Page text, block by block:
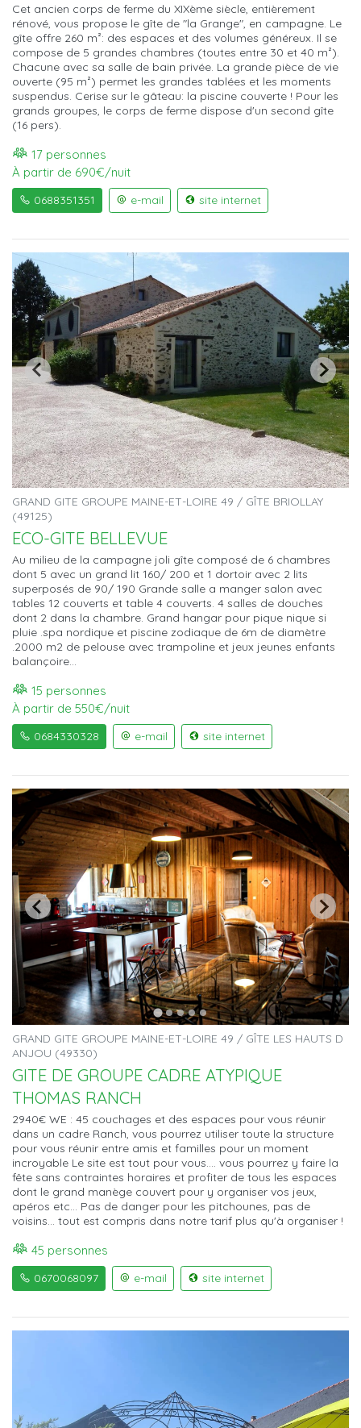
Cet ancien corps de ferme du XIXème siècle, entièrement
rénové, vous propose le gîte de "la Grange", en campagne. Le
gîte offre 260 m²: des espaces et des volumes généreux. Il se
compose de 5 grandes chambres (toutes entre 30 et 40 m²).
Chacune avec sa salle de bain privée. La grande pièce de vie
ouverte (95 m²) permet les grandes tablées et les moments
suspendus. Cerise sur le gâteau: la piscine couverte ! Pour les
grands groupes, le corps de ferme dispose d'un second gîte
(16 pers).
17 personnes
À partir de 690€/nuit
0688351351 e-mail site internet
GRAND GITE GROUPE MAINE-ET-LOIRE 49 / GÎTE BRIOLLAY
(49125)
ECO-GITE BELLEVUE
Au milieu de la campagne joli gîte composé de 6 chambres
dont 5 avec un grand lit 160/ 200 et 1 dortoir avec 2 lits
superposés de 90/ 190 Grande salle a manger salon avec
tables 12 couverts et table 4 couverts. 4 salles de douches
dont 2 dans la chambre. Grand hangar pour pique nique si
pluie .spa nordique et piscine zodiaque de 6m de diamètre
.2000 m2 de pelouse avec trampoline et jeux jeunes enfants
balançoire...
15 personnes
À partir de 550€/nuit
0684330328 e-mail site internet
GRAND GITE GROUPE MAINE-ET-LOIRE 49 / GÎTE LES HAUTS D
ANJOU (49330)
GITE DE GROUPE CADRE ATYPIQUE
THOMAS RANCH
2940€ WE : 45 couchages et des espaces pour vous réunir
dans un cadre Ranch, vous pourrez utiliser toute la structure
pour vous réunir entre amis et familles pour un moment
incroyable Le site est tout pour vous.... vous pourrez y faire la
fête sans contraintes horaires et profiter de tous les espaces
dont le grand manège couvert pour y organiser vos jeux,
apéros etc... Pas de danger pour les pitchounes, pas de
voisins... tout est compris dans notre tarif plus qu'à organiser !
45 personnes
0670068097 e-mail site internet